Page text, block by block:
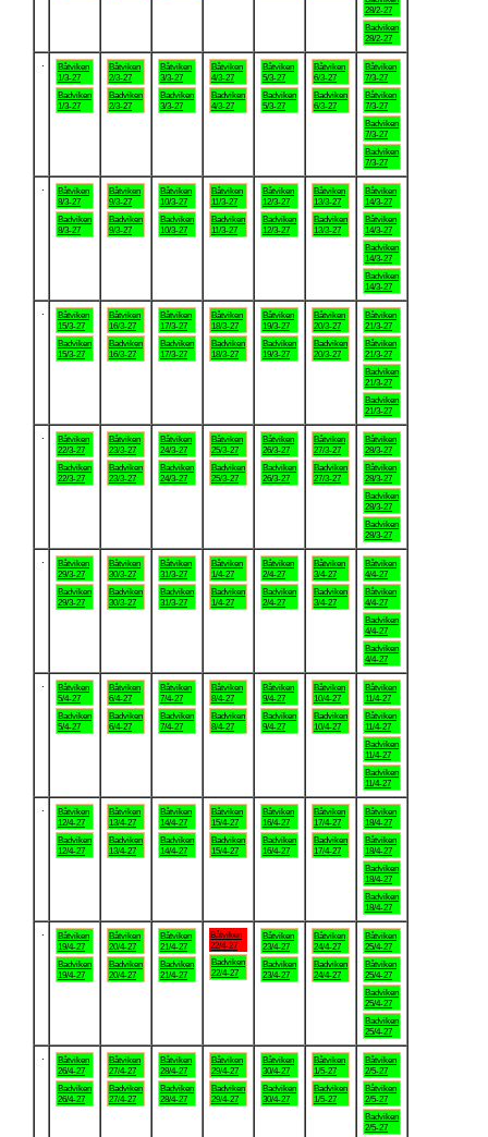
28/2-27
Badviken
28/2-27
Båtviken
1/3-27
Badviken
1/3-27
Båtviken
2/3-27
Badviken
2/3-27
Båtviken
3/3-27
Badviken
3/3-27
Båtviken
4/3-27
Badviken
4/3-27
Båtviken
5/3-27
Badviken
5/3-27
Båtviken
6/3-27
Badviken
6/3-27
Båtviken
7/3-27
Båtviken
7/3-27
Badviken
7/3-27
Badviken
7/3-27
Båtviken
8/3-27
Badviken
8/3-27
Båtviken
9/3-27
Badviken
9/3-27
Båtviken
10/3-27
Badviken
10/3-27
Båtviken
11/3-27
Badviken
11/3-27
Båtviken
12/3-27
Badviken
12/3-27
Båtviken
13/3-27
Badviken
13/3-27
Båtviken
14/3-27
Båtviken
14/3-27
Badviken
14/3-27
Badviken
14/3-27
Båtviken
15/3-27
Badviken
15/3-27
Båtviken
16/3-27
Badviken
16/3-27
Båtviken
17/3-27
Badviken
17/3-27
Båtviken
18/3-27
Badviken
18/3-27
Båtviken
19/3-27
Badviken
19/3-27
Båtviken
20/3-27
Badviken
20/3-27
Båtviken
21/3-27
Båtviken
21/3-27
Badviken
21/3-27
Badviken
21/3-27
Båtviken
22/3-27
Badviken
22/3-27
Båtviken
23/3-27
Badviken
23/3-27
Båtviken
24/3-27
Badviken
24/3-27
Båtviken
25/3-27
Badviken
25/3-27
Båtviken
26/3-27
Badviken
26/3-27
Båtviken
27/3-27
Badviken
27/3-27
Båtviken
28/3-27
Båtviken
28/3-27
Badviken
28/3-27
Badviken
28/3-27
Båtviken
29/3-27
Badviken
29/3-27
Båtviken
30/3-27
Badviken
30/3-27
Båtviken
31/3-27
Badviken
31/3-27
Båtviken
1/4-27
Badviken
1/4-27
Båtviken
2/4-27
Badviken
2/4-27
Båtviken
3/4-27
Badviken
3/4-27
Båtviken
4/4-27
Båtviken
4/4-27
Badviken
4/4-27
Badviken
4/4-27
Båtviken
5/4-27
Badviken
5/4-27
Båtviken
6/4-27
Badviken
6/4-27
Båtviken
7/4-27
Badviken
7/4-27
Båtviken
8/4-27
Badviken
8/4-27
Båtviken
9/4-27
Badviken
9/4-27
Båtviken
10/4-27
Badviken
10/4-27
Båtviken
11/4-27
Båtviken
11/4-27
Badviken
11/4-27
Badviken
11/4-27
Båtviken
12/4-27
Badviken
12/4-27
Båtviken
13/4-27
Badviken
13/4-27
Båtviken
14/4-27
Badviken
14/4-27
Båtviken
15/4-27
Badviken
15/4-27
Båtviken
16/4-27
Badviken
16/4-27
Båtviken
17/4-27
Badviken
17/4-27
Båtviken
18/4-27
Båtviken
18/4-27
Badviken
18/4-27
Badviken
18/4-27
Båtviken
19/4-27
Badviken
19/4-27
Båtviken
20/4-27
Badviken
20/4-27
Båtviken
21/4-27
Badviken
21/4-27
Båtviken
22/4-27
Badviken
22/4-27
Båtviken
23/4-27
Badviken
23/4-27
Båtviken
24/4-27
Badviken
24/4-27
Båtviken
25/4-27
Båtviken
25/4-27
Badviken
25/4-27
Badviken
25/4-27
Båtviken
26/4-27
Badviken
26/4-27
Båtviken
27/4-27
Badviken
27/4-27
Båtviken
28/4-27
Badviken
28/4-27
Båtviken
29/4-27
Badviken
29/4-27
Båtviken
30/4-27
Badviken
30/4-27
Båtviken
1/5-27
Badviken
1/5-27
Båtviken
2/5-27
Båtviken
2/5-27
Badviken
2/5-27